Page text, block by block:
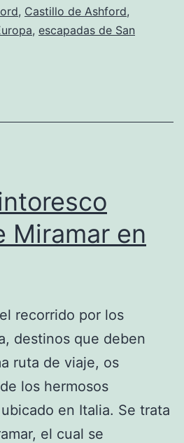
te
pierdas
, Castillo de Ashford,
, escapadas de San
Miramar en
recorrido por los
destinos que deben
ruta de viaje, os
los hermosos
en Italia. Se trata
el cual se